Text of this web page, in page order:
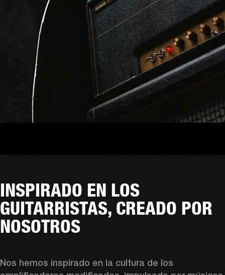
INSPIRADO EN LOS
GUITARRISTAS, CREADO POR
NOSOTROS
Nos hemos inspirado en la cultura de los